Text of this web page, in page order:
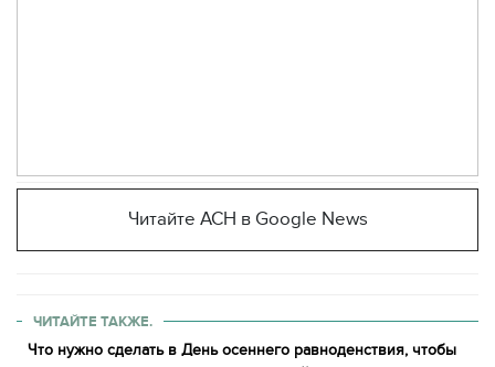
Читайте АСН в Google News
ЧИТАЙТЕ ТАКЖЕ.
Что нужно сделать в День осеннего равноденствия, чтобы